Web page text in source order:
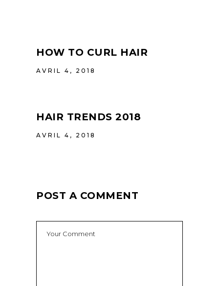
HOW TO CURL HAIR
AVRIL 4, 2018
HAIR TRENDS 2018
AVRIL 4, 2018
POST A COMMENT